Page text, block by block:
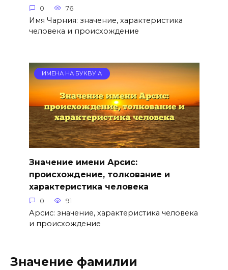
0 76
Имя Чарния: значение, характеристика
человека и происхождение
ИМЕНА НА БУКВУ А
Значение имени Арсис:
происхождение, толкование и
характеристика человека
0 91
Арсис: значение, характеристика человека
и происхождение
Значение фамилии